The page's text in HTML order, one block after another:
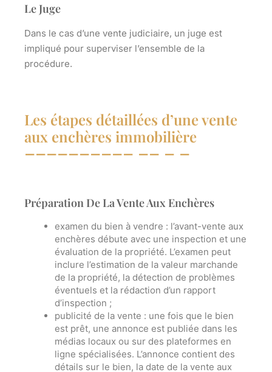
Le Juge
Dans le cas d’une vente judiciaire, un juge est
impliqué pour superviser l’ensemble de la
procédure.
Les étapes détaillées d’une vente
aux enchères immobilière
Préparation De La Vente Aux Enchères
examen du bien à vendre : l’avant-vente aux
enchères débute avec une inspection et une
évaluation de la propriété. L’examen peut
inclure l’estimation de la valeur marchande
de la propriété, la détection de problèmes
éventuels et la rédaction d’un rapport
d’inspection ;
publicité de la vente : une fois que le bien
est prêt, une annonce est publiée dans les
médias locaux ou sur des plateformes en
ligne spécialisées. L’annonce contient des
détails sur le bien, la date de la vente aux